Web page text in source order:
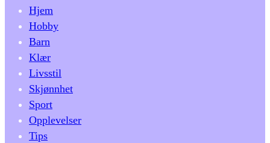
Hjem
Hobby
Barn
Klær
Livsstil
Skjønnhet
Sport
Opplevelser
Tips